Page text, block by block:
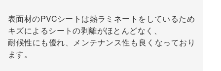
表面材のPVCシートは熱ラミネートをしているため
キズによるシートの剥離がほとんどなく、
耐候性にも優れ、メンテナンス性も良くなっており
ます。